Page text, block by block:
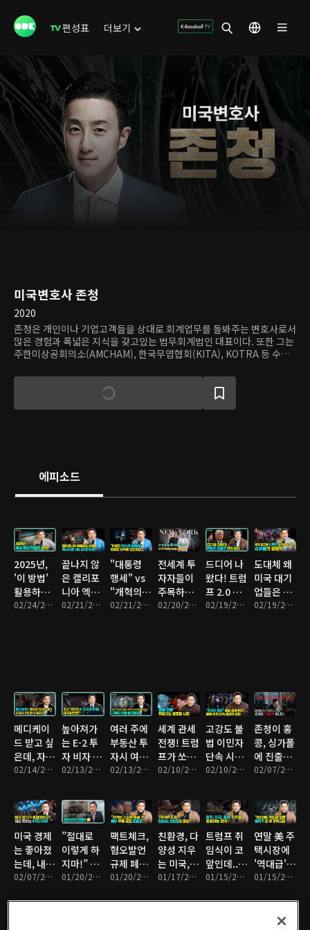
편성표 더보기
미국변호사 존청
2020
존청은 개인이나 기업고객들을 상대로 회계업무를 돌봐주는 변호사로서
많은 경험과 폭넓은 지식을 갖고있는 법무회계법인 대표이다. 또한 그는
주한미상공회의소(AMCHAM), 한국무엽협회(KITA), KOTRA 등 수많
변호사이다.
에피소드
2025년,
'이 방법'
활용하면
세금 최대
02/24/2025 • 12분
끝나지 않
은 캘리포
니아 엑소
더스... 텍
02/21/2025 • 7분
"대통령
행세" vs
"개혁의
핵심 인02/21/2025 • 9분
전세계 투
자자들이
주목하는
뉴욕
'Untitled
Hotel' /
럭셔리 콘
도
'Freeman
Residence'
02/20/2025 • 20분
드디어 나
왔다! 트럼
프 2.0 감
세방안 전
내용은?
02/19/2025 • 15분
도대체 왜
미국 대기
업들은 슈
퍼볼 광고
02/19/2025 • 8분
메디케이
드 받고 싶
은데, 자산
이 많아 자
까 걱정될
때 해결방
법 3가지
02/14/2025 • 16분
높아져가
는 E-2 투
자 비자 거
절률, 승인
반드시 확
인해야 하
는 사항 10
가지
02/13/2025 • 14분
여러 주에
부동산 투
자시 여러
법인? 법
러스트?
와이오밍
법인?
02/13/2025 • 12분
세계 관세
전쟁! 트럼
프가 쏘아
올린 공에
국제시장
02/10/2025 • 13분
고강도 불
법 이민자
단속 시작
된 미국,
붙잡혔
다... 술렁
이는 한인
사회
02/10/2025 • 5분
존청이 홍
콩, 싱가폴
에 진출한
이유 | 미
존청 브이
로그
02/07/2025 • 10분
미국 경제
는 좋아졌
는데, 내
지갑은 왜
볍죠? 체
02/07/2025 • 8분
”절대로
이렇게 하
지마!” 내
사회생활
판관리 실
01/20/2025 • 9분
팩트체크,
혐오발언
규제 폐지
한 메타,
유 회복인
01/20/2025 • 7분
친환경, 다
양성 지우
는 미국,
뒤에서 미
국?
01/17/2025 • 8분
트럼프 취
임식이 코
앞인데...
리더, 외
부재로 절
01/15/2025 • 7분
연말 美 주
택시장에
'역대급'
빙하기가
유는?
01/15/2025 • 5분